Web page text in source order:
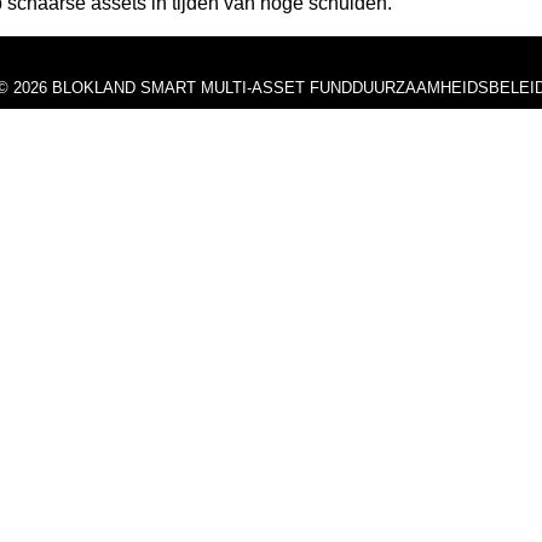
2026 BLOKLAND SMART MULTI-ASSET FUND